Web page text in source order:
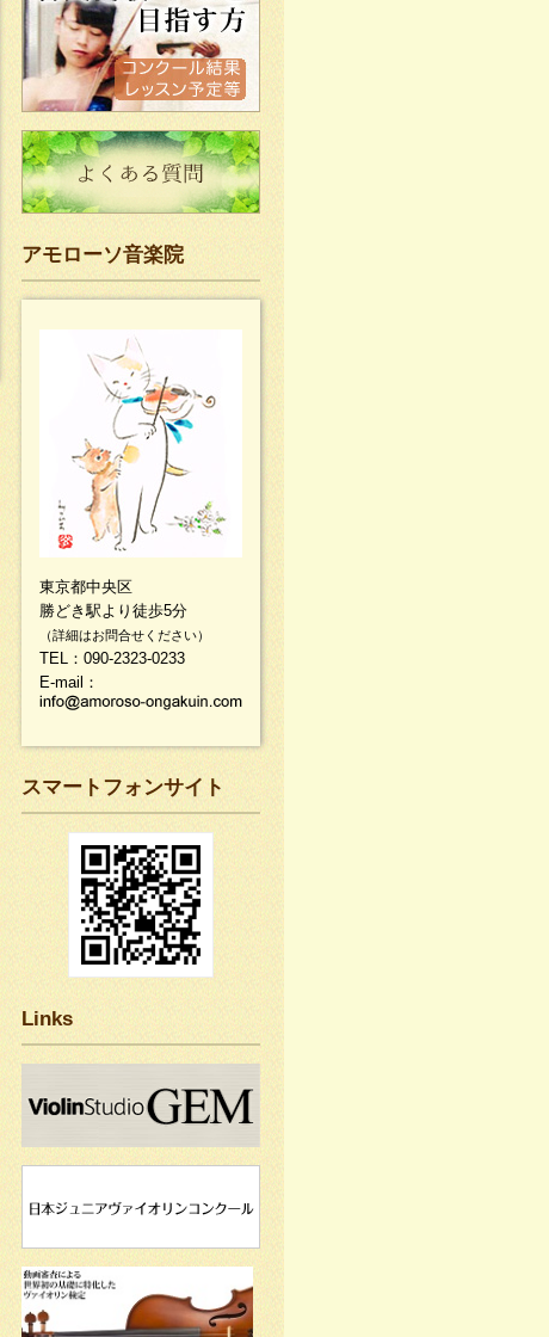
アモローソ音楽院
東京都中央区
勝どき駅より徒歩5分
（詳細はお問合せください）
TEL：090-2323-0233
E-mail：
スマートフォンサイト
Links